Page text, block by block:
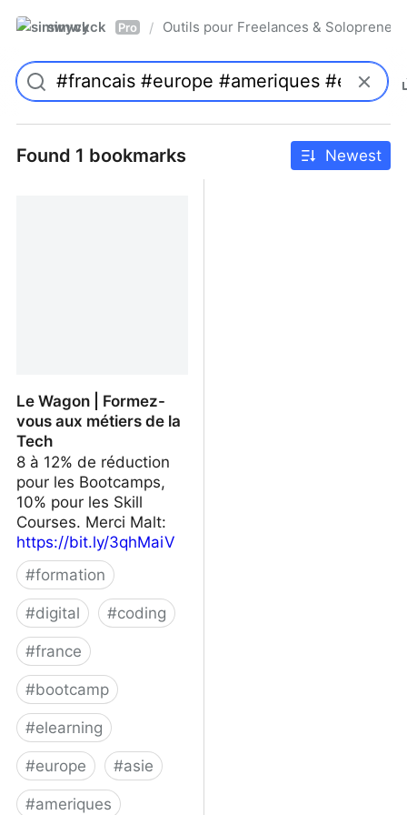
simwyck Pro / Outils pour Freelances &
Found 1 bookmarks Newest
Le Wagon | Formez-
vous aux métiers de la
Tech
8 à 12% de réduction
pour les Bootcamps,
10% pour les Skill
Courses. Merci Malt:
https://bit.ly/3qhMaiV
#formation
#digital #coding
#france
#bootcamp
#elearning
#europe #asie
#ameriques